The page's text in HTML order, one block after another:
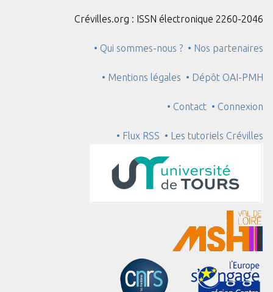
Crévilles.org : ISSN électronique 2260-2046
• Qui sommes-nous ? • Nos partenaires
• Mentions légales • Dépôt OAI-PMH
• Contact • Connexion
• Flux RSS • Les tutoriels Crévilles